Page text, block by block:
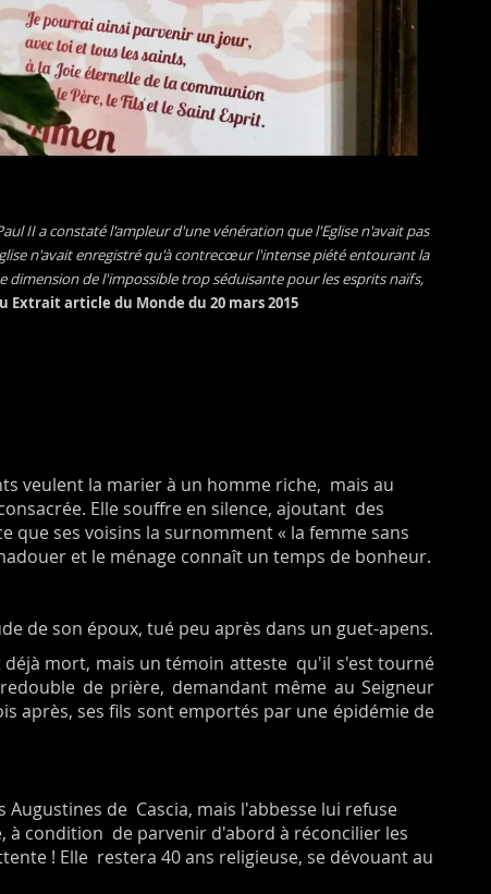
II a constaté l'ampleur d'une vénération que l'Eglise n'avait pas
n'avait enregistré qu'à contrecœur l'intense piété entourant la
dimension de l'impossible trop séduisante pour les esprits naïfs,
Extrait article du Monde du 20 mars 2015
veulent la marier à un homme riche, mais au
Elle souffre en silence, ajoutant des
que ses voisins la surnomment « la femme sans
et le ménage connaît un temps de bonheur.
de son époux, tué peu après dans un guet-apens.
déjà mort, mais un témoin atteste qu'il s'est tourné
de prière, demandant même au Seigneur
après, ses fils sont emportés par une épidémie de
de Cascia, mais l'abbesse lui refuse
à condition de parvenir d'abord à réconcilier les
! Elle restera 40 ans religieuse, se dévouant au